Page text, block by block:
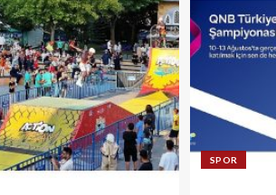
SPOR